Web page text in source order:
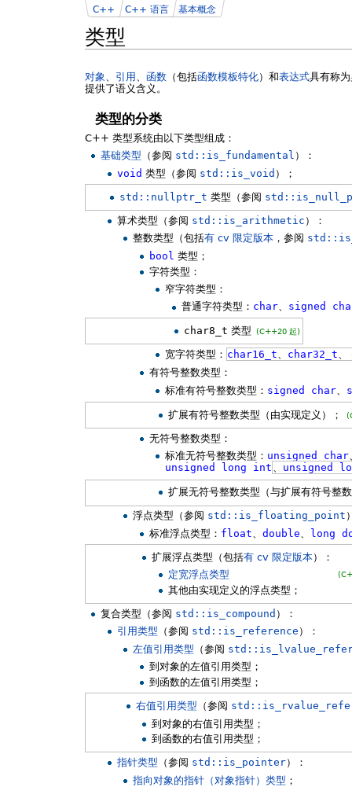
类型
C++ C++ 语言 基本概念
对象 引用 函数 （包括函数模板特化）和表达式具有称为
提供了语义含义。
类型的分类
C++ 类型系统由以下类型组成：
基础类型 （参阅 std::is_fundamental ）：
void 类型（参阅 std::is_void ）；
std::nullptr_t 类型（参阅
算术类型（参阅 std::is_arithmetic ）：
整数类型（包括有 cv 限定版本 ，参阅
bool 类型；
字符类型：
窄字符类型：
普通字符类型： char、 signed
char8_t 类型 (C++20 起)
宽字符类型： char16_t char32_t
有符号整数类型：
标准有符号整数类型： signed char
扩展有符号整数类型（由实现定义）；
无符号整数类型：
标准无符号整数类型： unsigned char
unsigned
long int 、 unsigned
扩展无符号整数类型（与扩展有符号整
浮点类型（参阅 std::is_floating_point
标准浮点类型： float double long
扩展浮点类型（包括有 cv 限定版本）：
定宽浮点类型
其他由实现定义的浮点类型；
复合类型（参阅 std::is_compound ）：
引用类型 （参阅 std::is_reference ）：
左值引用类型 （参阅
到对象的左值引用类型；
到函数的左值引用类型；
右值引用类型 （参阅
到对象的右值引用类型；
到函数的右值引用类型；
指针类型 （参阅 std::is_pointer）：
指向对象的指针（对象指针）类型 ；